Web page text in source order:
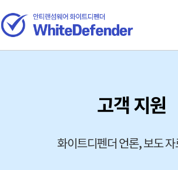
고객 지원
화이트디펜더 언론, 보도